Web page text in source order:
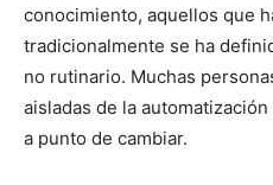
conocimiento, aquellos que
tradicionalmente se ha
no rutinario. Muchas
aisladas de la
a punto de cambiar.